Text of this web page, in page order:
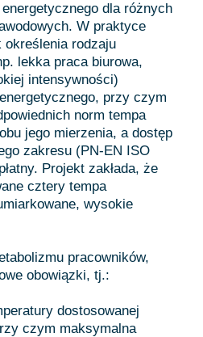
dla różnych
W praktyce
określenia rodzaju
lekka praca biurowa,
intensywności)
przy czym
norm tempa
jego mierzenia, a dostęp
zakresu (PN-EN ISO
Projekt zakłada, że
cztery tempa
wysokie
pracowników,
obowiązki, tj.:
dostosowanej
czym maksymalna